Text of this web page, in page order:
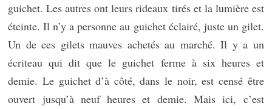
guichet. Les autres ont leurs rideaux tirés et la lumière est
éteinte. Il n’y a personne au guichet éclairé, juste un gilet.
Un de ces gilets mauves achetés au marché. Il y a un
écriteau qui dit que le guichet ferme à six heures et
demie. Le guichet d’à côté, dans le noir, est censé être
ouvert jusqu’à neuf heures et demie. Mais ici, c’est